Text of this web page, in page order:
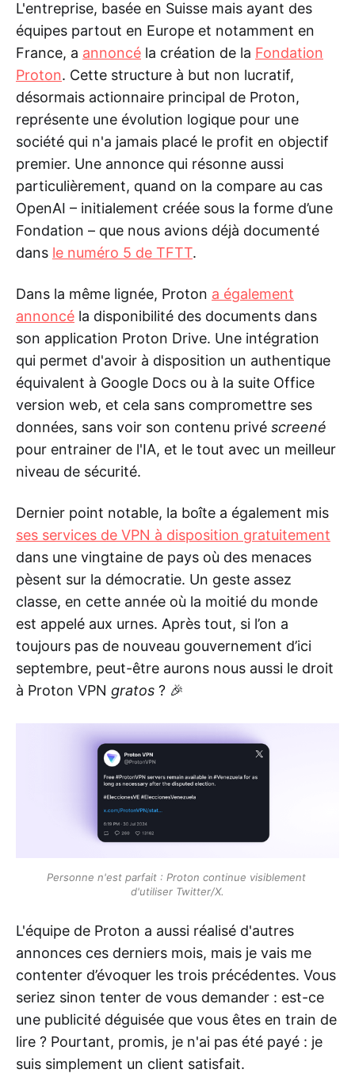
L'entreprise, basée en Suisse mais ayant des
équipes partout en Europe et notamment en
France, a annoncé la création de la Fondation
Proton. Cette structure à but non lucratif,
désormais actionnaire principal de Proton,
représente une évolution logique pour une
société qui n'a jamais placé le profit en objectif
premier. Une annonce qui résonne aussi
particulièrement, quand on la compare au cas
OpenAI – initialement créée sous la forme d’une
Fondation – que nous avions déjà documenté
dans le numéro 5 de TFTT.
Dans la même lignée, Proton a également
annoncé la disponibilité des documents dans
son application Proton Drive. Une intégration
qui permet d'avoir à disposition un authentique
équivalent à Google Docs ou à la suite Office
version web, et cela sans compromettre ses
données, sans voir son contenu privé screené
pour entrainer de l'IA, et le tout avec un meilleur
niveau de sécurité.
Dernier point notable, la boîte a également mis
ses services de VPN à disposition gratuitement
dans une vingtaine de pays où des menaces
pèsent sur la démocratie. Un geste assez
classe, en cette année où la moitié du monde
est appelé aux urnes. Après tout, si l’on a
toujours pas de nouveau gouvernement d’ici
septembre, peut-être aurons nous aussi le droit
à Proton VPN gratos ? 🎉
Personne n'est parfait : Proton continue visiblement
d'utiliser Twitter/X.
L'équipe de Proton a aussi réalisé d'autres
annonces ces derniers mois, mais je vais me
contenter d’évoquer les trois précédentes. Vous
seriez sinon tenter de vous demander : est-ce
une publicité déguisée que vous êtes en train de
lire ? Pourtant, promis, je n'ai pas été payé : je
suis simplement un client satisfait.